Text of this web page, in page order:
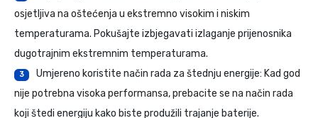
osjetljiva na oštećenja u ekstremno visokim i niskim
temperaturama. Pokušajte izbjegavati izlaganje prijenosnika
dugotrajnim ekstremnim temperaturama.
3
Umjereno koristite način rada za štednju energije: Kad god
nije potrebna visoka performansa, prebacite se na način rada
koji štedi energiju kako biste produžili trajanje baterije.